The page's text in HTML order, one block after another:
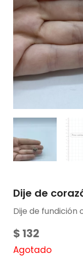
Dije de
Dije de fundición
$ 132
Agotado